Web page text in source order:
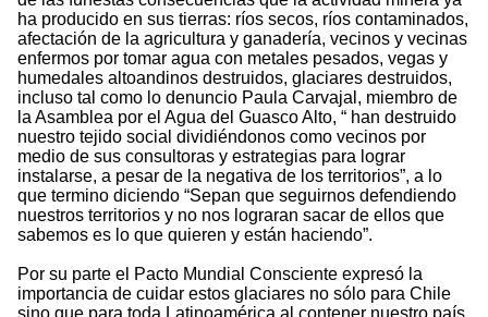
ha producido en sus tierras: ríos secos, ríos contaminados,
afectación de la agricultura y ganadería, vecinos y vecinas
enfermos por tomar agua con metales pesados, vegas y
humedales altoandinos destruidos, glaciares destruidos,
incluso tal como lo denuncio Paula Carvajal, miembro de
la Asamblea por el Agua del Guasco Alto, “ han destruido
nuestro tejido social dividiéndonos como vecinos por
medio de sus consultoras y estrategias para lograr
instalarse, a pesar de la negativa de los territorios”, a lo
que termino diciendo “Sepan que seguirnos defendiendo
nuestros territorios y no nos lograran sacar de ellos que
sabemos es lo que quieren y están haciendo”.
Por su parte el Pacto Mundial Consciente expresó la
importancia de cuidar estos glaciares no sólo para Chile